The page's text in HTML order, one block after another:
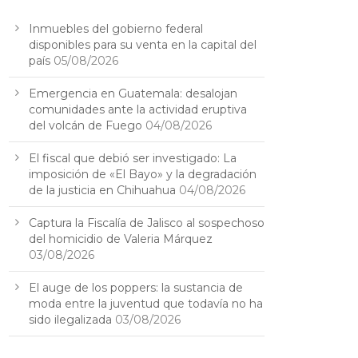
Inmuebles del gobierno federal
disponibles para su venta en la capital del
país 05/08/2026
Emergencia en Guatemala: desalojan
comunidades ante la actividad eruptiva
del volcán de Fuego 04/08/2026
El fiscal que debió ser investigado: La
imposición de «El Bayo» y la degradación
de la justicia en Chihuahua 04/08/2026
Captura la Fiscalía de Jalisco al sospechoso
del homicidio de Valeria Márquez
03/08/2026
El auge de los poppers: la sustancia de
moda entre la juventud que todavía no ha
sido ilegalizada 03/08/2026